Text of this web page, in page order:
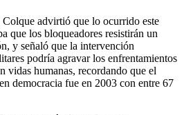
advirtió que lo ocurrido este
que los bloqueadores resistirán un
y señaló que la intervención
podría agravar los enfrentamientos
vidas humanas, recordando que el
democracia fue en 2003 con entre 67